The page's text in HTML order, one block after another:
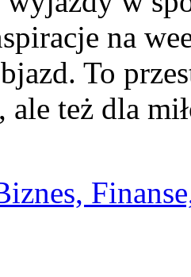
na
To
ale też dla